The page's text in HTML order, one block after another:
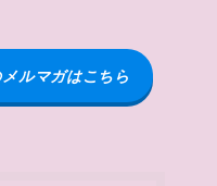
ルマガはこちら